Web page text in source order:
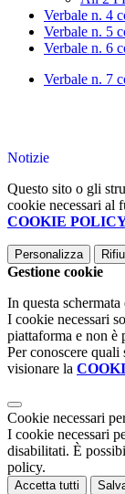
Verbale n. 4
Verbale n. 5
Verbale n. 6
Verbale n. 7
Notizie
Questo sito o gli
cookie necessari al
COOKIE
Personalizza
Gestione cookie
In questa
I cookie necessari
piattaforma e non è
Per conoscere
visionare la
Cookie necessari
I cookie necessari
disabilitati. È
policy.
Accetta tutti